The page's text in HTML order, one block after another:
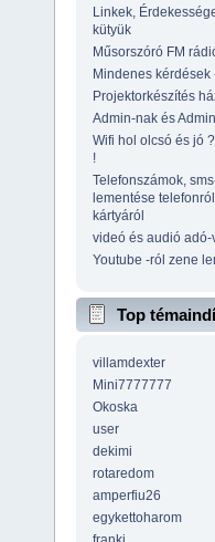
Linkek,
kütyük
Műsorszóró FM
Mindenes kérdések
Projektorkészítés
Admin-nak és
Wifi hol olcsó és jó
!
Telefonszámok,
lementése
kártyáról
videó és audió adó-
Youtube -ról zene
Top
villamdexter
Mini7777777
Okoska
user
dekimi
rotaredom
amperfiu26
egykettoharom